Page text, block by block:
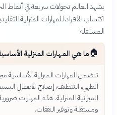
يشهد العالم تحولات سريعة في أنماط
اكتساب الأفراد للمهارات المنزلية
المستقلة.
🏠ما هي المهارات المنزلية
تتضمن المهارات المنزلية
الطهي، التنظيف، إصلاح الأعطال
الميزانية المنزلية. هذه المهارات
ومستقلة وتوفير النفقات.